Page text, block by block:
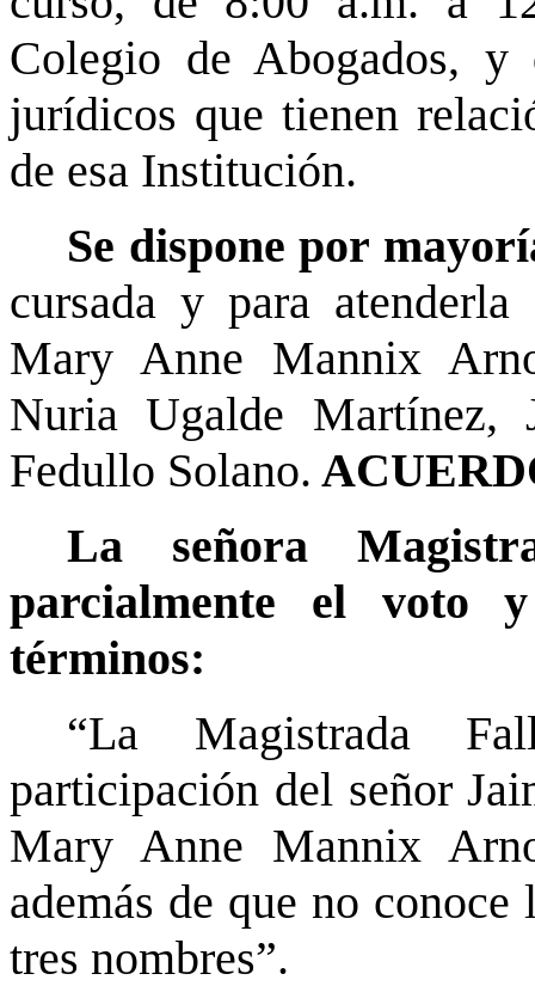
Colegio de Abogados, y
jurídicos que tienen
de esa Institución.
Se dispone por
cursada y para
Mary Anne Mannix
Nuria Ugalde Martínez,
Fedullo Solano.
La señora
parcialmente el voto
términos:
“La Magistrada
participación del señor
Mary Anne Mannix
además de que no
tres nombres”.